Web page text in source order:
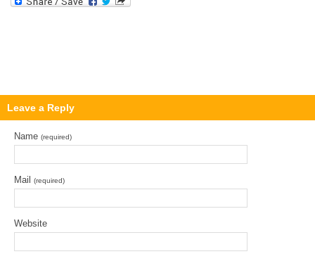
Leave a Reply
Name (required)
Mail (required)
Website